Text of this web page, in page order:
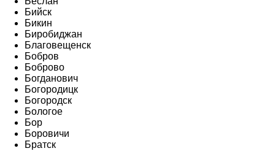
Бийск
Бикин
Биробиджан
Благовещенск
Бобров
Боброво
Богданович
Богородицк
Богородск
Бологое
Бор
Боровичи
Братск